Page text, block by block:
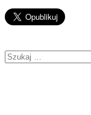
Szukaj: